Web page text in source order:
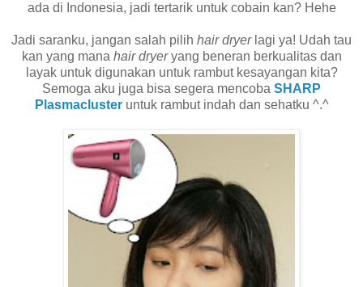
ada di Indonesia, jadi tertarik untuk cobain kan? Hehe
Jadi saranku, jangan salah pilih hair dryerlagi ya! Udah tau
kan yang mana hair dryeryang beneran berkualitas dan
layak untuk digunakan untuk rambut kesayangan kita?
Semoga aku juga bisa segera mencoba SHARP
Plasmaclusteruntuk rambut indah dan sehatku ^.^